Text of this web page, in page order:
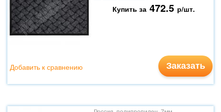
Купить за 472.5 р/шт.
Заказать
Добавить к сравнению